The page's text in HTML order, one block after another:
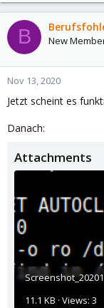
B New
Nov 13, 2020
Jetzt scheint es
Danach:
Attachments
11.1 KB · Views: 3